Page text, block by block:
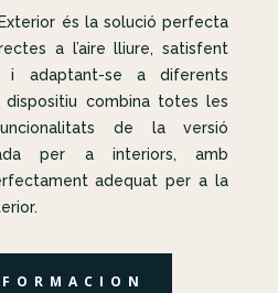
és la solució perfecta
a l’aire lliure, satisfent
i adaptant-se a diferents
dispositiu combina totes les
de la versió
per a interiors, amb
adequat per a la